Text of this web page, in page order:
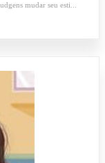
mudar seu esti...